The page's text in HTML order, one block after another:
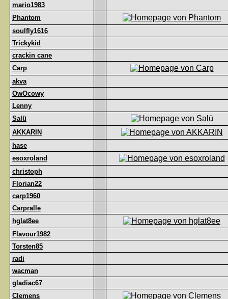
mario1983
Phantom
soulfly1616
Trickykid
crackin cane
Carp
akva
OwOcowy
Lenny
Salü
AKKARIN
hase
esoxroland
christoph
Florian22
carp1960
Carpralle
hglat8ee
Flavour1982
Torsten85
radi
wacman
gladiac67
Clemens